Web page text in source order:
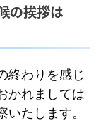
の挨拶は
終わりを感じ
かれましては
たします。